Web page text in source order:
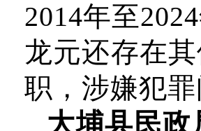
2014年至
龙元还存在
职，涉嫌犯
大埔县民